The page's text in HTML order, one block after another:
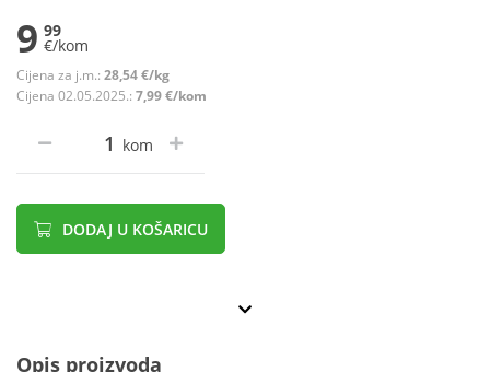
9 99
€/kom
Cijena za j.m.: 28,54 €/kg
Cijena 02.05.2025.: 7,99 €/kom
kom
DODAJ U KOŠARICU
Opis proizvoda